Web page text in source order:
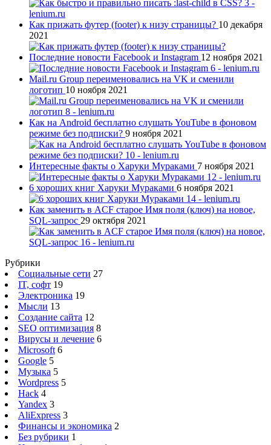
Как прижать футер (footer) к низу страницы? 10 декабря
2021
Последние новости Facebook и Instagram 12 ноября 2021
Mail.ru Group переименовались на VK и сменили
логотип 10 ноября 2021
Как на Android бесплатно слушать YouTube в фоновом
режиме без подписки? 9 ноября 2021
Интересные факты о Харуки Мураками 7 ноября 2021
6 хороших книг Харуки Мураками 6 ноября 2021
Как заменить в ACF старое Имя поля (ключ) на новое,
SQL-запрос 29 октября 2021
Рубрики
Социальные сети 27
IT, софт 19
Электроника 19
Мысли 13
Создание сайта 12
SEO оптимизация 8
Вирусы и лечение 6
Microsoft 6
Google 5
Музыка 5
Wordpress 5
Hack 4
Yandex 3
AliExpress 3
Финансы и экономика 2
Без рубрики 1